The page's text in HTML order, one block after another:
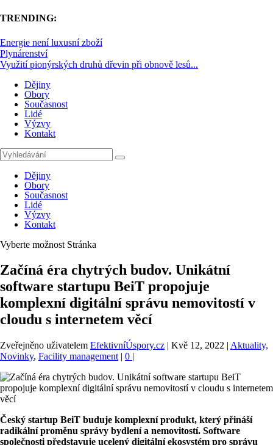
TRENDING:
Energie není luxusní zboží
Plynárenství
Využití pionýrských druhů dřevin při obnově lesů...
Dějiny
Obory
Současnost
Lidé
Výzvy
Kontakt
Dějiny
Obory
Současnost
Lidé
Výzvy
Kontakt
Vyberte možnost Stránka
Začíná éra chytrých budov. Unikátní
software startupu BeiT propojuje
komplexní digitální správu nemovitostí v
cloudu s internetem věcí
Zveřejněno uživatelem EfektivníÚspory.cz | Kvě 12, 2022 | Aktuality,
Novinky, Facility management | 0 |
Český startup BeiT buduje komplexní produkt, který přináší
radikální proměnu správy bydlení a nemovitostí. Software
společnosti představuje ucelený digitální ekosystém pro správu